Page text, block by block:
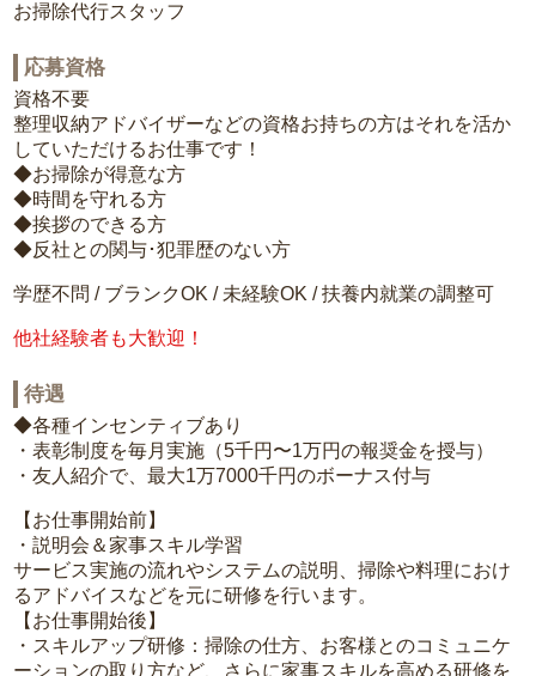
お掃除代行スタッフ
応募資格
資格不要
整理収納アドバイザーなどの資格お持ちの方はそれを活か
していただけるお仕事です！
◆お掃除が得意な方
◆時間を守れる方
◆挨拶のできる方
◆反社との関与･犯罪歴のない方
学歴不問 / ブランクOK / 未経験OK / 扶養内就業の調整可
他社経験者も大歓迎！
待遇
◆各種インセンティブあり
・表彰制度を毎月実施（5千円〜1万円の報奨金を授与）
・友人紹介で、最大1万7000千円のボーナス付与
【お仕事開始前】
・説明会＆家事スキル学習
サービス実施の流れやシステムの説明、掃除や料理におけ
るアドバイスなどを元に研修を行います。
【お仕事開始後】
・スキルアップ研修：掃除の仕方、お客様とのコミュニケ
ーションの取り方など、さらに家事スキルを高める研修を